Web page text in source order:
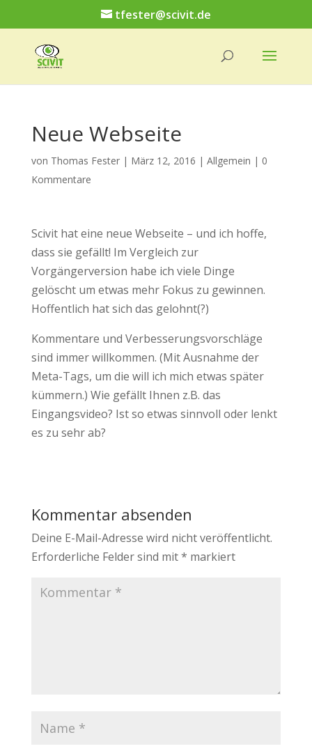
tfester@scivit.de
Neue Webseite
von Thomas Fester| März 12, 2016 | Allgemein | 0
Kommentare
Scivit hat eine neue Webseite – und ich hoffe,
dass sie gefällt! Im Vergleich zur
Vorgängerversion habe ich viele Dinge
gelöscht um etwas mehr Fokus zu gewinnen.
Hoffentlich hat sich das gelohnt(?)
Kommentare und Verbesserungsvorschläge
sind immer willkommen. (Mit Ausnahme der
Meta-Tags, um die will ich mich etwas später
kümmern.) Wie gefällt Ihnen z.B. das
Eingangsvideo? Ist so etwas sinnvoll oder lenkt
es zu sehr ab?
Kommentar absenden
Deine E-Mail-Adresse wird nicht veröffentlicht.
Erforderliche Felder sind mit* markiert